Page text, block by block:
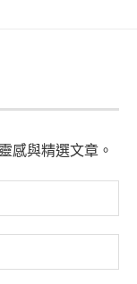
感與精選文章。